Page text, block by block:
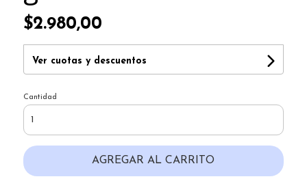
$2.980,00
Ver cuotas y descuentos
Cantidad
AGREGAR AL CARRITO